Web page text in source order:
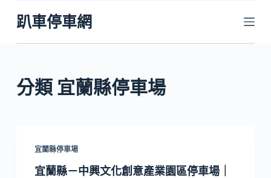
跳
至
主
內
容
趴車停車網
分類宜蘭縣停車場
宜蘭縣停車場
宜蘭縣－中興文化創意產業園區停車場｜